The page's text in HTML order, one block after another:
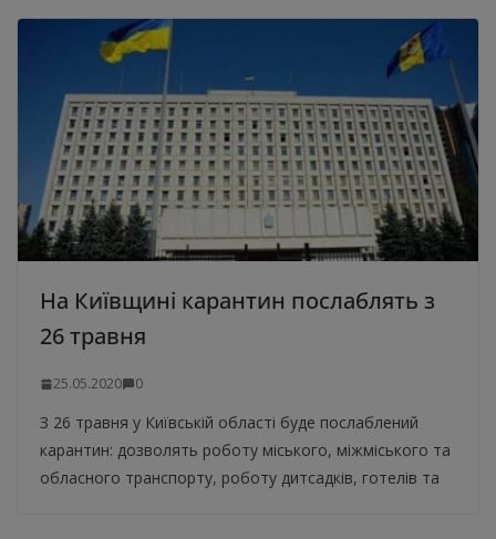
На Київщині карантин послаблять з
26 травня
25.05.2020 0
З 26 травня у Київській області буде послаблений
карантин: дозволять роботу міського, міжміського та
обласного транспорту, роботу дитсадків, готелів та